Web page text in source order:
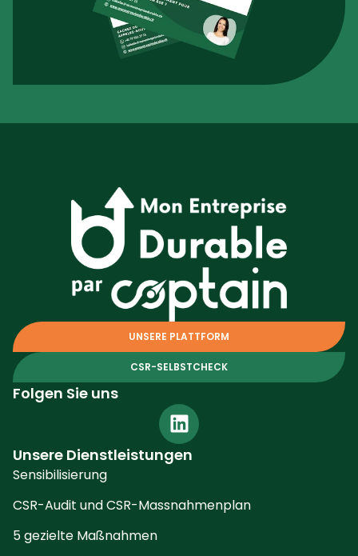
UNSERE PLATTFORM
CSR-SELBSTCHECK
Folgen Sie uns
Unsere Dienstleistungen
Sensibilisierung
CSR-Audit und CSR-Massnahmenplan
5 gezielte Maßnahmen